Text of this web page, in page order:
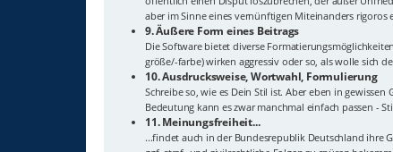
aber im Sinne eines vernünftigen Miteinanders rigoros
9. Äußere Form eines Beitrags
Die Software bietet diverse
größe/-farbe) wirken aggressiv oder so, als wolle sich
10. Ausdrucksweise, Wortwahl, Formulierung
Schreibe so, wie es Dein Stil ist. Aber eben in
Bedeutung kann es zwar manchmal einfach passen -
11. Meinungsfreiheit...
...findet auch in der Bundesrepublik Deutschland ihre